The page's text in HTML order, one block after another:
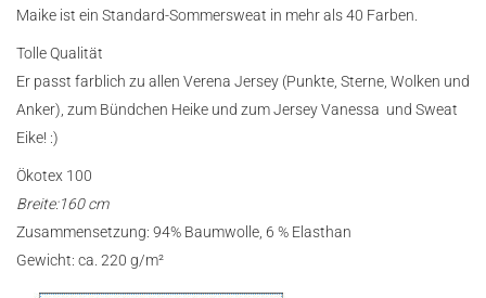
Maike ist ein Standard-Sommersweat in mehr als 40 Farben.
Tolle Qualität
Er passt farblich zu allen Verena Jersey (Punkte, Sterne, Wolken und
Anker), zum Bündchen Heike und zum Jersey Vanessa und Sweat
Eike! :)
Ökotex 100
Breite:160 cm
Zusammensetzung: 94% Baumwolle, 6 % Elasthan
Gewicht: ca. 220 g/m²